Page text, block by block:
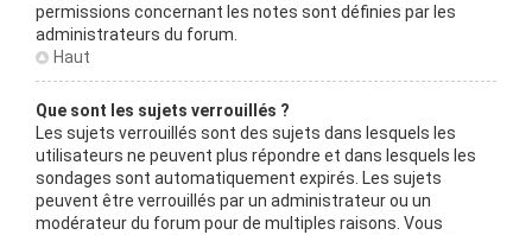
permissions concernant les notes sont définies par les
administrateurs du forum.
Haut
Que sont les sujets verrouillés ?
Les sujets verrouillés sont des sujets dans lesquels les
utilisateurs ne peuvent plus répondre et dans lesquels les
sondages sont automatiquement expirés. Les sujets
peuvent être verrouillés par un administrateur ou un
modérateur du forum pour de multiples raisons. Vous